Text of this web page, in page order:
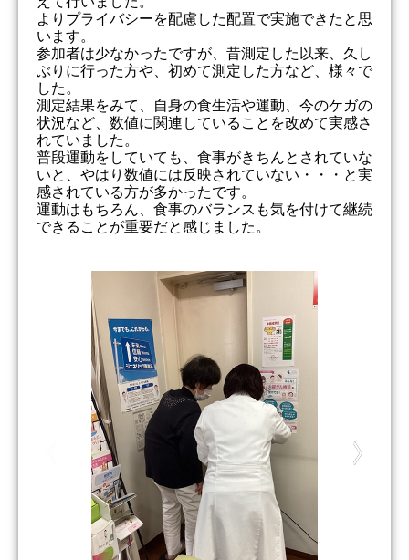
よりプライバシーを配慮した配置で実施できたと思
います。
参加者は少なかったですが、昔測定した以来、久し
ぶりに行った方や、初めて測定した方など、様々で
した。
測定結果をみて、自身の食生活や運動、今のケガの
状況など、数値に関連していることを改めて実感さ
れていました。
普段運動をしていても、食事がきちんとされていな
いと、やはり数値には反映されていない・・・と実
感されている方が多かったです。
運動はもちろん、食事のバランスも気を付けて継続
できることが重要だと感じました。